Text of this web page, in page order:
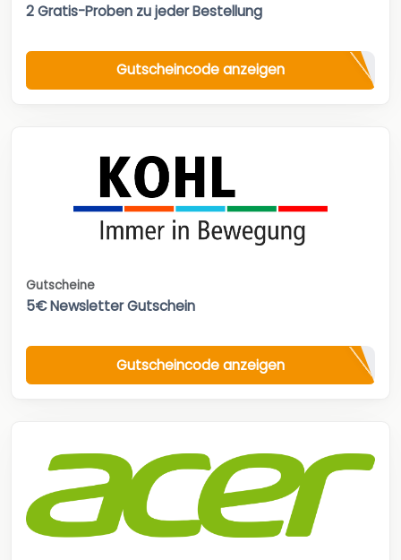
2 Gratis-Proben zu jeder Bestellung
Gutscheincode anzeigen
Gutscheine
5€ Newsletter Gutschein
Gutscheincode anzeigen